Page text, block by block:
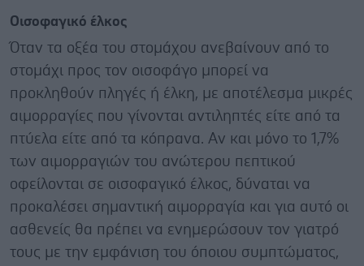
Οισοφαγικό έλκος
Όταν τα οξέα του στομάχου ανεβαίνουν από το
στομάχι προς τον οισοφάγο μπορεί να
προκληθούν πληγές ή έλκη, με αποτέλεσμα μικρές
αιμορραγίες που γίνονται αντιληπτές είτε από τα
πτύελα είτε από τα κόπρανα. Αν και μόνο το 1,7%
των αιμορραγιών του ανώτερου πεπτικού
οφείλονται σε οισοφαγικό έλκος, δύναται να
προκαλέσει σημαντική αιμορραγία και για αυτό οι
ασθενείς θα πρέπει να ενημερώσουν τον γιατρό
τους με την εμφάνιση του όποιου συμπτώματος,